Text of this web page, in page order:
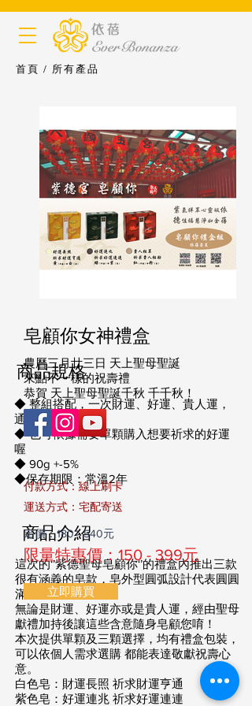
首頁 / 所有產品
商品規格
◆ 整組搭配，一次財運、好運、貴人運，
通通來
◆ 也可依據需要單顆購入想要祈求的好運
喔
◆ 90g +-5%
◆保存期限：常溫2年
商品介紹
這次的‘’紫德聖母皂顧你‘’的禮盒內推出三款
很有涵義的皂款，皂外型圓弧設計代表圓圓
滿滿
無論是財運、好運亦或是貴人運，經由聖母
獻禮加持後讓這些含意隨身皂顧您唷！
本次提供單顆及三顆選擇，均有禮盒包裝，
可以依個人需求選購 都能表達敬獻祝壽心
意。
白色皂：財運長照 祈求財運亨通
紫色皂：好運連兆 祈求好運連連
​皂顧你女神禮盒
農曆三月廿三日 天上聖母聖誕
來點不一樣的祝壽禮
恭賀 天上聖母聖誕千秋 千千秋！
付款方式：線上刷卡
​運送方式：宅配寄送
定價：180 - 540元
限量特惠價：150 - 399元
立即購買